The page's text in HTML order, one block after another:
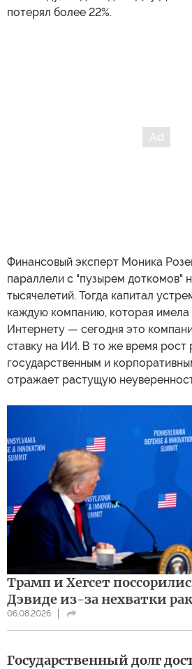
потерял более 22%.
Финансовый эксперт Моника
параллели с "пузырем доткомов"
тысячелетий. Тогда капитал
каждую компанию, которая
Интернету — сегодня это
ставку на ИИ. В то же время рост
государственным и
отражает растущую
Трамп и Хегсет
Дэвиде из-за нехватки
06.08.2026
Государственный долг